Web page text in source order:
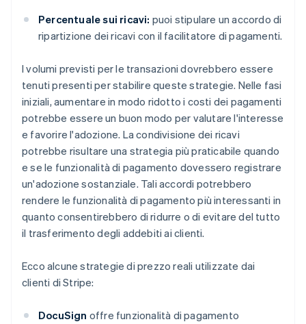
Percentuale sui ricavi: puoi stipulare un accordo di
ripartizione dei ricavi con il facilitatore di pagamenti.
I volumi previsti per le transazioni dovrebbero essere
tenuti presenti per stabilire queste strategie. Nelle fasi
iniziali, aumentare in modo ridotto i costi dei pagamenti
potrebbe essere un buon modo per valutare l'interesse
e favorire l'adozione. La condivisione dei ricavi
potrebbe risultare una strategia più praticabile quando
e se le funzionalità di pagamento dovessero registrare
un'adozione sostanziale. Tali accordi potrebbero
rendere le funzionalità di pagamento più interessanti in
quanto consentirebbero di ridurre o di evitare del tutto
il trasferimento degli addebiti ai clienti.
Ecco alcune strategie di prezzo reali utilizzate dai
clienti di Stripe:
DocuSign offre funzionalità di pagamento